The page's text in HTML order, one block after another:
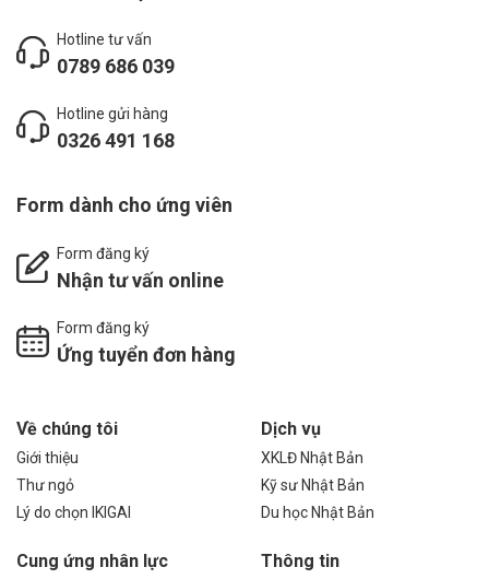
Hotline tư vấn
0789 686 039
Hotline gửi hàng
0326 491 168
Form dành cho ứng viên
Form đăng ký
Nhận tư vấn online
Form đăng ký
Ứng tuyển đơn hàng
Về chúng tôi
Giới thiệu
Thư ngỏ
Lý do chọn IKIGAI
Dịch vụ
XKLĐ Nhật Bản
Kỹ sư Nhật Bản
Du học Nhật Bản
Cung ứng nhân lực Thông tin